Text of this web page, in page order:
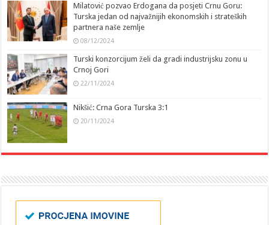
Milatović pozvao Erdogana da posjeti Crnu Goru:
Turska jedan od najvažnijih ekonomskih i strateških
partnera naše zemlje
08/12/2024
Turski konzorcijum želi da gradi industrijsku zonu u
Crnoj Gori
22/11/2024
Nikšić: Crna Gora Turska 3:1
20/11/2024